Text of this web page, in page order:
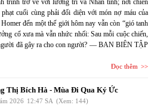
trình trở về với lương tri và Nhân tính; nơi chiến
cuối cùng phải đối diện với món nợ máu của
đến một thế giới hôm nay vẫn còn “gió tanh
cổ xưa mà vẫn nhức nhối: Sau mỗi cuộc chiến,
đã gây ra cho con người? — BAN BIÊN TẬP
Đọc thêm
Thị Bích Hà - Mùa Đi Qua Ký Ức
2026 12:47 SA (Xem: 144)